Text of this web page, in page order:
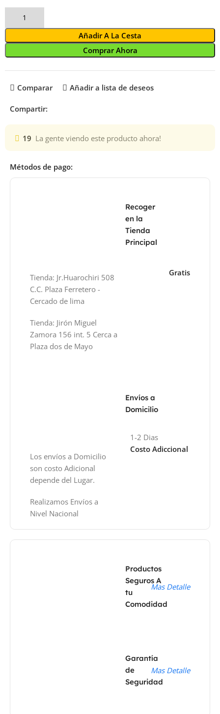
Añadir A La Cesta
Comprar Ahora
Comparar Añadir a lista de deseos
Compartir:
19 La gente viendo este producto ahora!
Métodos de pago:
Recoger
en la
Tienda
Principal
Tienda: Jr.Huarochiri 508
C.C. Plaza Ferretero -
Cercado de lima
Tienda: Jirón Miguel
Zamora 156 int. 5 Cerca a
Plaza dos de Mayo
Gratis
Envíos a
Domicilio
Los envíos a Domicilio
son costo Adicional
depende del Lugar.
Realizamos Envíos a
Nivel Nacional
1-2 Dias
Costo Adiccional
Productos
Seguros A
tu
Comodidad
Mas Detalle
Garantía
de
Seguridad
Mas Detalle